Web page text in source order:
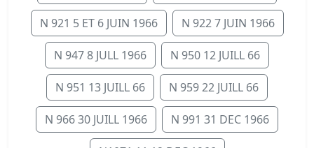
N 921 5 ET 6 JUIN 1966 N 922 7 JUIN 1966
N 947 8 JULL 1966 N 950 12 JUILL 66
N 951 13 JUILL 66 N 959 22 JUILL 66
N 966 30 JUILL 1966 N 991 31 DEC 1966